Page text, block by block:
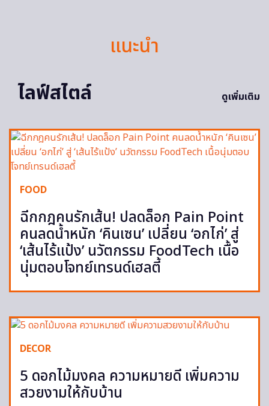
แนะนำ
ไลฟ์สไตล์
ดูเพิ่มเติม
FOOD
ฉีกกฎคนรักเส้น! ปลดล็อก Pain Point
คนลดน้ำหนัก ‘คินเซน’ เปลี่ยน ‘อกไก่’ สู่
‘เส้นไร้แป้ง’ นวัตกรรม FoodTech เนื้อ
นุ่มตอบโจทย์เทรนด์เฮลตี้
DECOR
5 ดอกไม้มงคล ความหมายดี เพิ่มความ
สวยงามให้กับบ้าน